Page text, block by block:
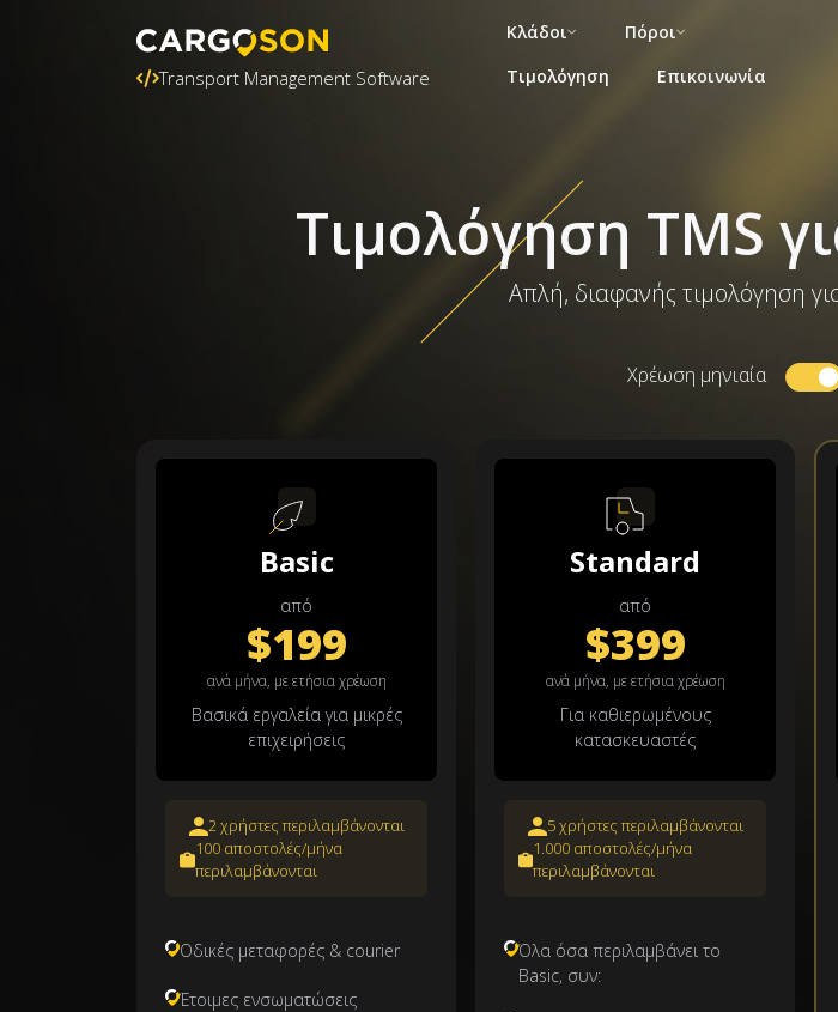
Transport Management Software
Κλάδοι
Πόροι
Τιμολόγηση
Επικοινωνία
Τιμολόγηση TMS
Απλή, διαφανής τιμολόγηση
Χρέωση μηνιαία
Basic
από
$199
ανά μήνα, με ετήσια χρέωση
Βασικά εργαλεία για μικρές
επιχειρήσεις
2 χρήστες περιλαμβάνονται
100 αποστολές/μήνα
περιλαμβάνονται
Οδικές μεταφορές & courier
Έτοιμες ενσωματώσεις
Standard
από
$399
ανά μήνα, με ετήσια χρέωση
Για καθιερωμένους
κατασκευαστές
5 χρήστες περιλαμβάνονται
1.000 αποστολές/μήνα
περιλαμβάνονται
Όλα όσα περιλαμβάνει το
Basic, συν: